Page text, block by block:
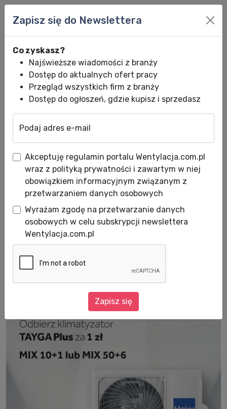
Styczniowe promocje
Refsystem
Data publikacji: 11.01.2023
Zapraszamy do zapoznania się z nowymi
promocjami.
Zapisz się do Newslettera
Co zyskasz?
Najświeższe wiadomości z branży
Dostęp do aktualnych ofert pracy
Przegląd wszystkich firm z branży
Dostęp do ogłoszeń, gdzie kupisz i sprzedasz
Podaj adres e-mail
Akceptuję regulamin portalu Wentylacja.com.pl
wraz z polityką prywatności i zawartym w niej
obowiązkiem informacyjnym związanym z
przetwarzaniem danych osobowych
Wyrażam zgodę na przetwarzanie danych
osobowych w celu subskrypcji newslettera
Wentylacja.com.pl
Zapisz się